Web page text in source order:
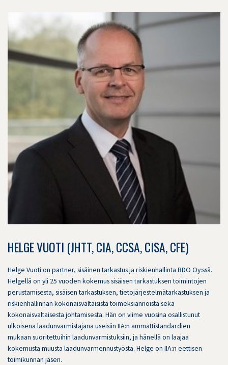
HELGE VUOTI (JHTT, CIA, CCSA, CISA, CFE)
Helge Vuoti on partner, sisäinen tarkastus ja riskienhallinta BDO Oy:ssä.
Helgellä on yli 25 vuoden kokemus sisäisen tarkastuksen toimintojen
perustamisesta, sisäisen tarkastuksen, tietojärjestelmätarkastuksen ja
riskienhallinnan kokonaisvaltaisista toimeksiannoista sekä
kokonaisvaltaisesta johtamisesta. Hän on viime vuosina osallistunut
ulkoisena laadunvarmistajana useisiin IIA:n ammattistandardien
mukaan suoritettuihin laadunvarmistuksiin, ja hänellä on laajaa
kokemusta muusta laadunvarmennustyöstä. Helge on IIA:n eettisen
toimikunnan jäsen.